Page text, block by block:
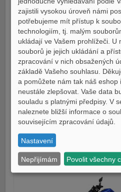
MT03
Staňte se součástí temnoty
SKLADEM
detail
zajistili vysokou úroveň námi
potřebujeme mít přístup k
technologiím, tj. malým
ukládají ve Vašem prohlížeči. U
souborů je jejich ukládání a
zpracování v nich obsažených
základě Vašeho souhlasu.
a pomůžete nám tak náš eshop
neustále zlepšovat. Vaše data
souladu s platnými předpisy. V
naleznete bližší informace o
souvisejícím zpracování údajů.
Nastavení
Nepřijímám Povolit všechny